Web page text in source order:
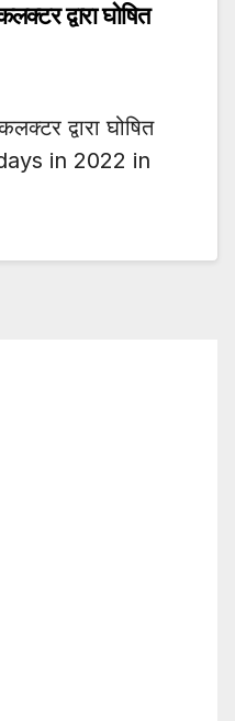
द्वारा घोषित
द्वारा घोषित
in 2022 in